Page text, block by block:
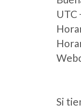
UTC
Si